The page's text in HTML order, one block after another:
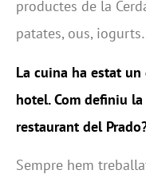
productes de la
patates, ous,
La cuina ha estat
hotel. Com definiu
restaurant del
Sempre hem